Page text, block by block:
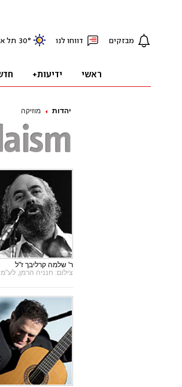
יהדות מוזיקה
ר' שלמה קרליבך ז"ל
צילום: חנניה הרמן, לע"מ